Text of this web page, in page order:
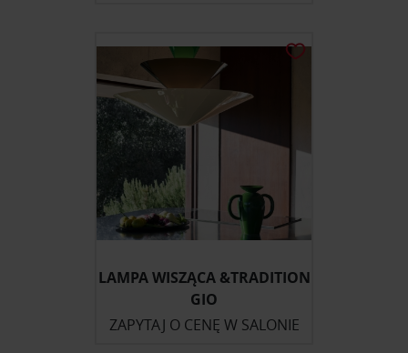
LAMPA WISZĄCA &TRADITION
GIO
ZAPYTAJ O CENĘ W SALONIE